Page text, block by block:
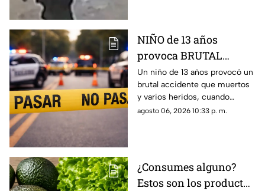
NIÑO de 13 años
provoca BRUTAL
ACCIDENTE al conducir
auto robado; hay
muertos y heridos
Un niño de 13 años provocó un
brutal accidente que muertos
y varios heridos, cuando
manejaba un auto robado.
agosto 06, 2026 10:33 p. m.
¿Consumes alguno?
Estos son los productos